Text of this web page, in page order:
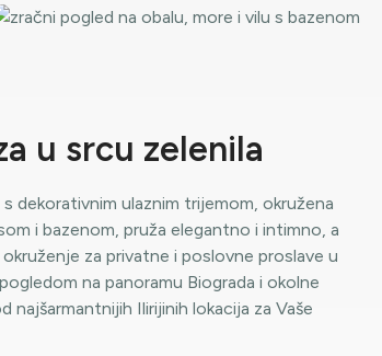
u srcu zelenila
s dekorativnim ulaznim trijemom, okružena
i bazenom, pruža elegantno i intimno, a
za privatne i poslovne proslave u
na panoramu Biograda i okolne
Ilirijinih lokacija za Vaše